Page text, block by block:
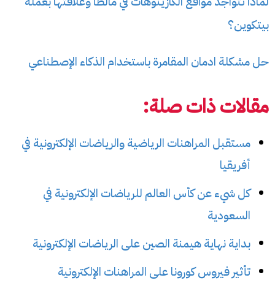
بيتكوين؟
حل مشكلة ادمان المقامرة باستخدام الذكاء الإصطناعي
مقالات ذات صلة:
مستقبل المراهنات الرياضية والرياضات الإلكترونية في
أفريقيا
كل شيء عن كأس العالم للرياضات الإلكترونية في
السعودية
بداية نهاية هيمنة الصين على الرياضات الإلكترونية
تأثير فيروس كورونا على المراهنات الإلكترونية